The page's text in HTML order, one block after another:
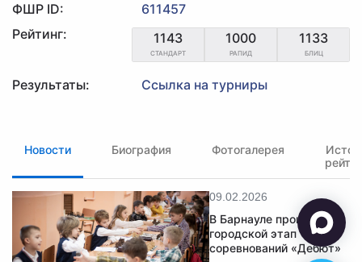
ФШР ID:
611457
Рейтинг:
1143
СТАНДАРТ
1000
РАПИД
1133
БЛИЦ
Результаты: Ссылка на турниры
Новости Биография Фотогалерея
09.02.2026
В Барнауле прошёл
городской этап
соревнований «Дебют»